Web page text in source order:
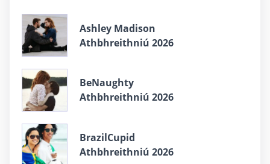
Ashley Madison
Athbhreithniú 2026
BeNaughty
Athbhreithniú 2026
BrazilCupid
Athbhreithniú 2026